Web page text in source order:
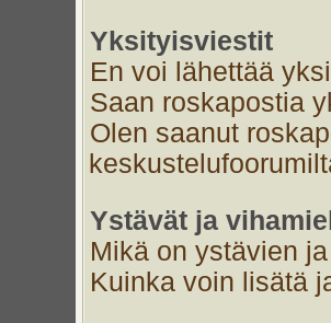
Yksityisviestit
En voi lähettää
Saan roskapostia
Olen saanut
Ystävät ja
Mikä on ystävien
Kuinka voin lisätä